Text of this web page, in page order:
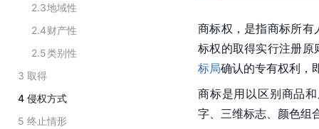
2.3地域性
2.4财产性
2.5类别性
3 取得
4 侵权方式
5 终止情形
商标权，是指商标所有
标权的取得实行注册
标局确认的专有权利，
商标是用以区别商品
字、三维标志、颜色组